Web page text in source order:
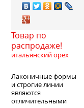
Товар по
распродаже!
итальянский орех
Лаконичные формы
и строгие линии
являются
отличительными